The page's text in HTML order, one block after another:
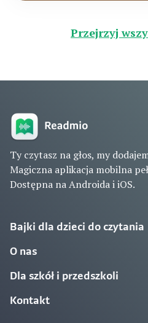
Przejrzyj
Ty czytasz na głos, my
Magiczna aplikacja mobilna
Dostępna na Androida i iOS.
Bajki dla dzieci do czytania
O nas
Dla szkół i przedszkoli
Kontakt